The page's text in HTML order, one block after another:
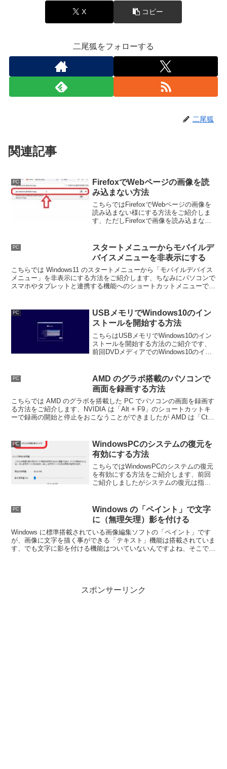
X コピー
二尾狐をフォローする
二尾狐
関連記事
PC
FirefoxでWebページの画像を読
み込まない方法
こちらではFirefoxでWebページの画像を
読み込まない様にする方法をご紹介しま
す、ただしFirefoxで画像を読み込まない
ですし他のブラウザを使用する方が楽だ
と思います。
PC
スタートメニューからモバイルデ
バイスメニューを非表示にする
こちらでは Windows11 のスタートメニューから「モバイルデバイス
メニュー」を非表示にする方法をご紹介します、ちなみにパソコンで
スマホやタブレットと連携する機能へのショートカットメニューです
PC
USBメモリでWindows10のイン
ストールを開始する方法
こちらはUSBメモリでWindows10のイン
ストールを開始する方法のご紹介です、
前回DVDメディアでのWindows10のイン
方法のご紹介をしたいと思います。
PC
AMD のグラボ搭載のパソコンで
画面を録画する方法
こちらでは AMD のグラボを搭載した PC でパソコンの画面を録画す
る方法をご紹介します、NVIDIA は「Alt + F9」のショートカットキ
ーで録画の開始と停止をおこなうことができましたが AMD は「Ctrl
PC
WindowsPCのシステムの復元を
有効にする方法
こちらではWindowsPCのシステムの復元
を有効にする方法をご紹介します、前回
ご紹介しましたがシステムの復元は指定
有効化または無効化する方法をご紹介し
ます。
PC
Windows の「ペイント」で文字
に（無理矢理）影を付ける
Windows に標準搭載されている画像編集ソフトの「ペイント」です
が、画像に文字を描く事ができる「テキスト」機能は搭載されていま
す、でも文字に影を付ける機能はついていないんですよね、そこでち
スポンサーリンク